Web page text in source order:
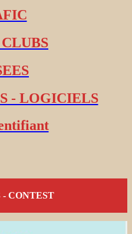
- LOGICIELS
- CONTEST